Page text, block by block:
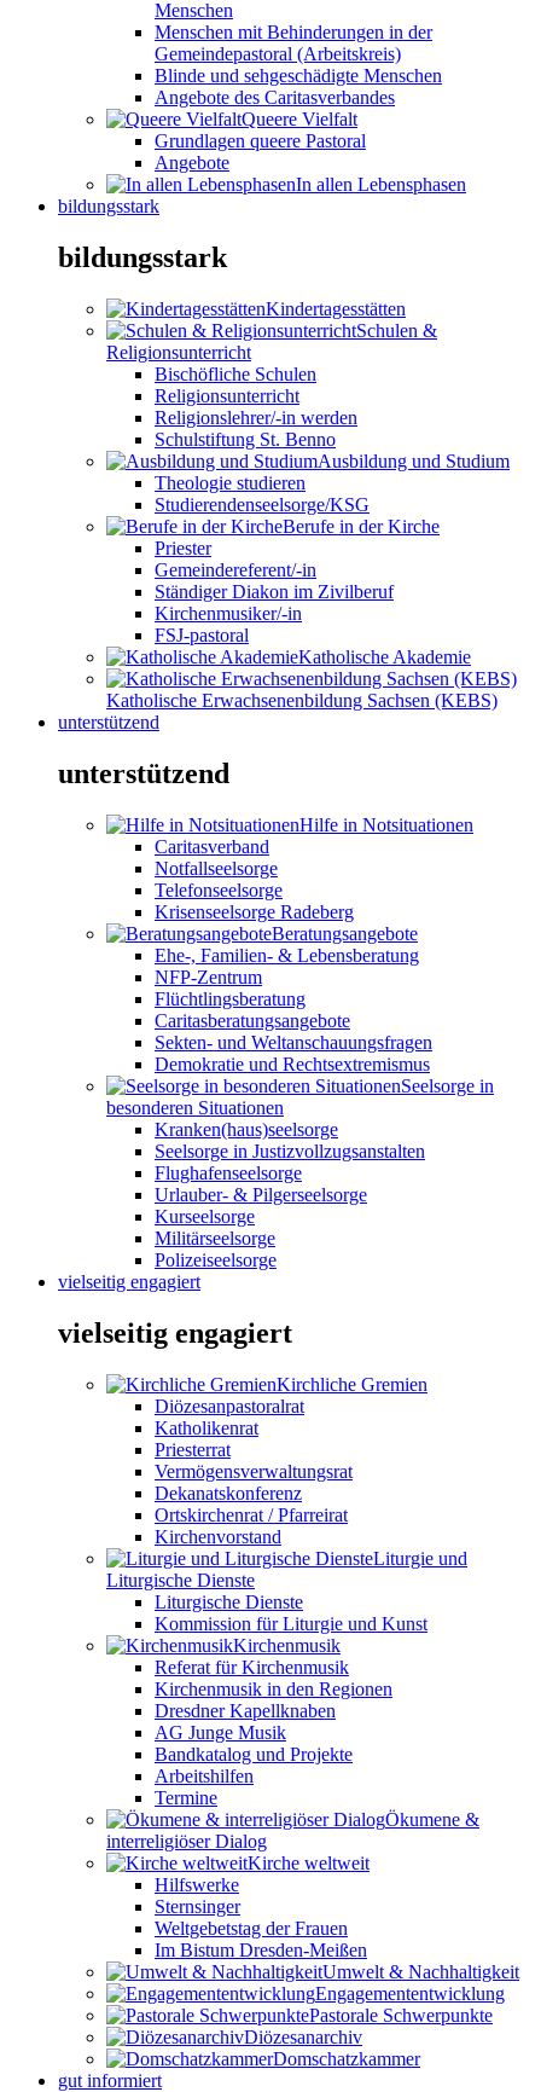
Menschen
Menschen mit Behinderungen in der
Gemeindepastoral (Arbeitskreis)
Blinde und sehgeschädigte Menschen
Angebote des Caritasverbandes
Queere Vielfalt
Grundlagen queere Pastoral
Angebote
In allen Lebensphasen
bildungsstark
bildungsstark
Kindertagesstätten
Schulen &
Religionsunterricht
Bischöfliche Schulen
Religionsunterricht
Religionslehrer/-in werden
Schulstiftung St. Benno
Ausbildung und Studium
Theologie studieren
Studierendenseelsorge/KSG
Berufe in der Kirche
Priester
Gemeindereferent/-in
Ständiger Diakon im Zivilberuf
Kirchenmusiker/-in
FSJ-pastoral
Katholische Akademie
Katholische Erwachsenenbildung Sachsen (KEBS)
unterstützend
unterstützend
Hilfe in Notsituationen
Caritasverband
Notfallseelsorge
Telefonseelsorge
Krisenseelsorge Radeberg
Beratungsangebote
Ehe-, Familien- & Lebensberatung
NFP-Zentrum
Flüchtlingsberatung
Caritasberatungsangebote
Sekten- und Weltanschauungsfragen
Demokratie und Rechtsextremismus
Seelsorge in
besonderen Situationen
Kranken(haus)seelsorge
Seelsorge in Justizvollzugsanstalten
Flughafenseelsorge
Urlauber- & Pilgerseelsorge
Kurseelsorge
Militärseelsorge
Polizeiseelsorge
vielseitig engagiert
vielseitig engagiert
Kirchliche Gremien
Diözesanpastoralrat
Katholikenrat
Priesterrat
Vermögensverwaltungsrat
Dekanatskonferenz
Ortskirchenrat / Pfarreirat
Kirchenvorstand
Liturgie und
Liturgische Dienste
Liturgische Dienste
Kommission für Liturgie und Kunst
Kirchenmusik
Referat für Kirchenmusik
Kirchenmusik in den Regionen
Dresdner Kapellknaben
AG Junge Musik
Bandkatalog und Projekte
Arbeitshilfen
Termine
Ökumene &
interreligiöser Dialog
Kirche weltweit
Hilfswerke
Sternsinger
Weltgebetstag der Frauen
Im Bistum Dresden-Meißen
Umwelt & Nachhaltigkeit
Engagemententwicklung
Pastorale Schwerpunkte
Diözesanarchiv
Domschatzkammer
gut informiert